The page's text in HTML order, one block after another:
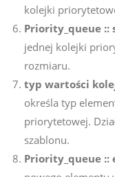
kolejki
Priority_queue ::
jednej kolejki
rozmiaru.
typ wartości
określa typ
priorytetowej.
szablonu.
Priority_queue ::